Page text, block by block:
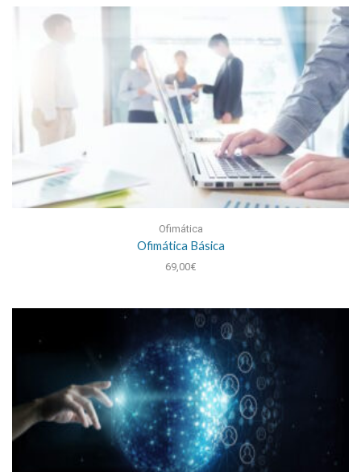
Ofimática
Ofimática Básica
69,00€